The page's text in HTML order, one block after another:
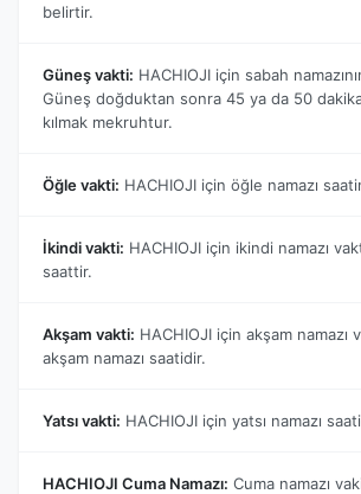
belirtir.
Güneş vakti: HACHIOJI için sabah
Güneş doğduktan sonra 45 ya da 50
kılmak mekruhtur.
Öğle vakti: HACHIOJI için öğle namazı
İkindi vakti: HACHIOJI için ikindi namazı
saattir.
Akşam vakti: HACHIOJI için akşam namazı
akşam namazı saatidir.
Yatsı vakti: HACHIOJI için yatsı namazı
HACHIOJI Cuma Namazı: Cuma namazı